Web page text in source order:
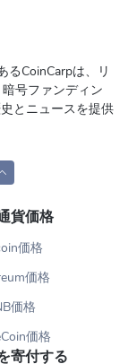
るCoinCarpは、リ
号ファンディン
とニュースを提供
貨価格
価格
価格
価格
価格
寄付する